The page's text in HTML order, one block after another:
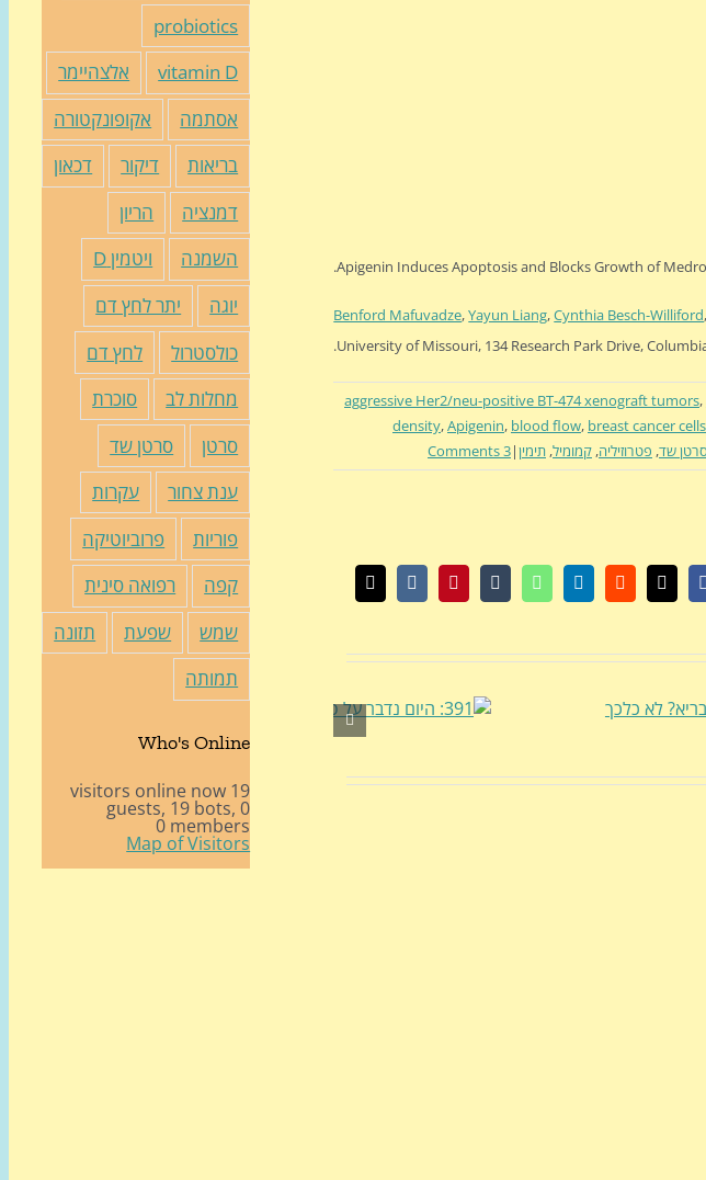
Apigenin Induces Apoptosis and Blocks Growth of
Benford Mafuvadze,Yayun Liang,Cynthia Besch-Williford
University of Missouri, 134 Research Park Drive,
aggressive Her2/neu-positive BT-474 xenograft tumors,
density,Apigenin, blood flow, breast cancer cells
סרטן שד, פטרוזיליה, קמומיל, תימין|
3 Comments
Facebook
X
Reddit
LinkedIn
WhatsApp
Tumblr
Pinterest
Vk
כתובת
דואר
probiotics
vitamin D
אלצהיימר
אסתמה
אקופונקטורה
בריאות
דיקור
דכאון
דמנציה
הריון
השמנה
ויטמין D
יוגה
יתר לחץ דם
כולסטרול
לחץ דם
מחלות לב
סוכרת
סרטן
סרטן שד
ענת צחור
עקרות
פוריות
פרוביוטיקה
קפה
רפואה סינית
שמש
שפעת
תזונה
תמותה
Who's Online
19 visitors online now
0 guests,
19 bots,
0 members
Map of Visitors